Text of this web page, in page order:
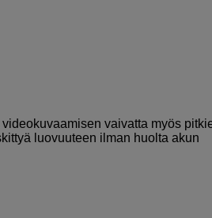
vaivatta myös
luovuuteen ilman huolta akun